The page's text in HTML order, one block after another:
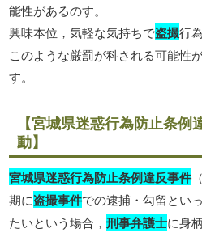
能性があるのす。
興味本位，気軽な気持ちで盗撮行
このような厳罰が科される可能性
す。
【宮城県迷惑行為防止条
動】
宮城県迷惑行為防止条例違反事件
期に盗撮事件での逮捕・勾留とい
たいという場合，刑事弁護士に身